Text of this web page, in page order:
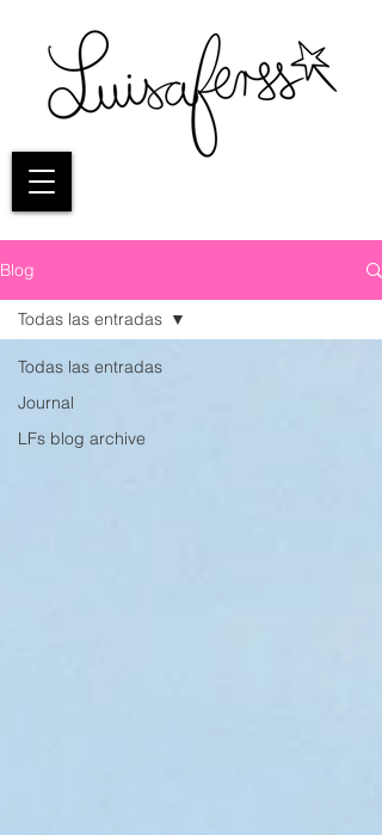
Blog
Todas las entradas
Journal
LFs blog archive
Todas las entradas